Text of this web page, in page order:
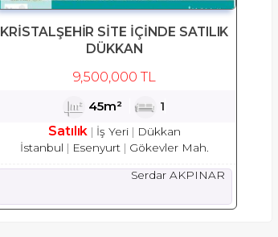
KRİSTALŞEHİR SİTE İÇİNDE SATILIK
DÜKKAN
9,500,000 TL
45m²
1
Satılık
İş Yeri
Dükkan
İstanbul
Esenyurt Gökevler Mah.
Serdar AKPINAR